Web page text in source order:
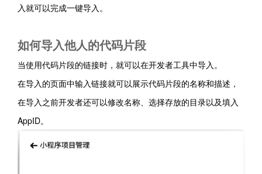
入就可以完成一键导入。
如何导入他人的代码片段
当使用代码片段的链接时，就可以在开发者工具中导入。
在导入的页面中输入链接就可以展示代码片段的名称和描述，
在导入之前开发者还可以修改名称、选择存放的目录以及填入
AppID。